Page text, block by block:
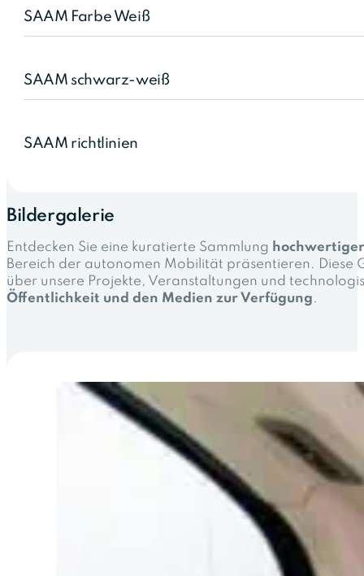
SAAM Farbe Weiß
SAAM schwarz-weiß
SAAM richtlinien
Bildergalerie
Entdecken Sie eine kuratierte Sammlung
Bereich der autonomen Mobilität präsentieren. Diese
über unsere Projekte, Veranstaltungen und
Öffentlichkeit und den Medien zur Verfügung.